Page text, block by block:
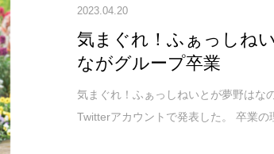
2023.04.20
気まぐれ！ふぁっしね
ながグループ卒業
気まぐれ！ふぁっしねいとが夢野はな
Twitterアカウントで発表した。 卒業の